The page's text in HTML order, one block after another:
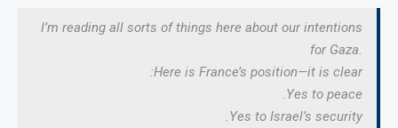
I’m reading all sorts of things here about our intentions
for Gaza.
Here is France’s position—it is clear:
Yes to peace.
Yes to Israel’s security.